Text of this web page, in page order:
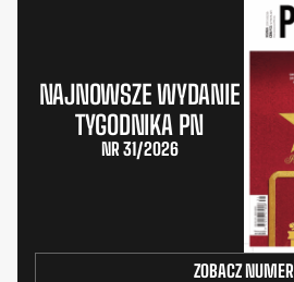
NAJNOWSZE WYDANIE
TYGODNIKA PN
NR 31/2026
ZOBACZ NUMER